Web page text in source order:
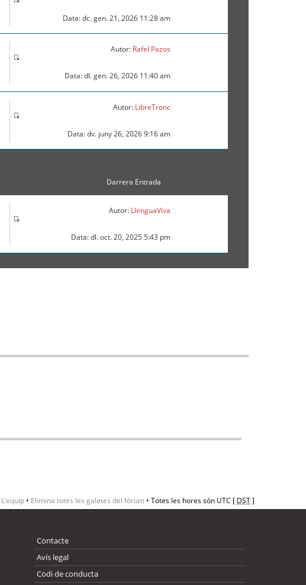
Data: dc. gen. 21, 2026 11:28 am
Autor: Rafel Pazos
Data: dl. gen. 26, 2026 11:40 am
Autor: LibreTronc
Data: dv. juny 26, 2026 9:16 am
Darrera Entrada
Autor: LlenguaViva
Data: dl. oct. 20, 2025 5:43 pm
L’equip • Elimina totes les galetes del fòrum • Totes les hores són UTC [ DST]
Contacte
Avís legal
Codi de conducta